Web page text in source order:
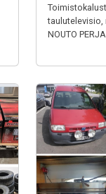
taulutelevisio,
NOUTO